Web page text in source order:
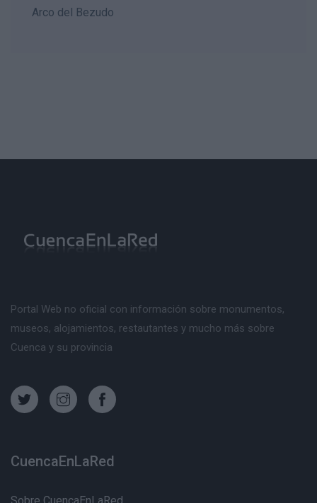
Arco del Bezudo
Portal Web no oficial con información sobre monumentos,
museos, alojamientos, restautantes y mucho más sobre
Cuenca y su provincia
CuencaEnLaRed